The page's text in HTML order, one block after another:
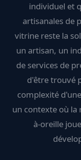
individuel et
artisanales de
vitrine reste la
un artisan, un
de services de
d'être trouvé
complexité
un contexte où la
à-oreille